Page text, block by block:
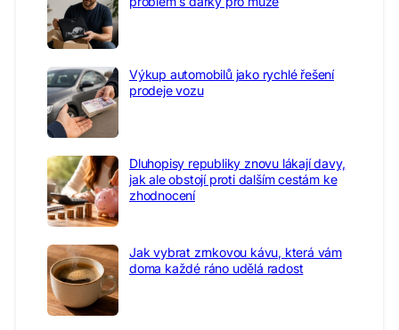
Výkup automobilů jako rychlé řešení
prodeje vozu
Dluhopisy republiky znovu lákají davy,
jak ale obstojí proti dalším cestám ke
zhodnocení
Jak vybrat zrnkovou kávu, která vám
doma každé ráno udělá radost